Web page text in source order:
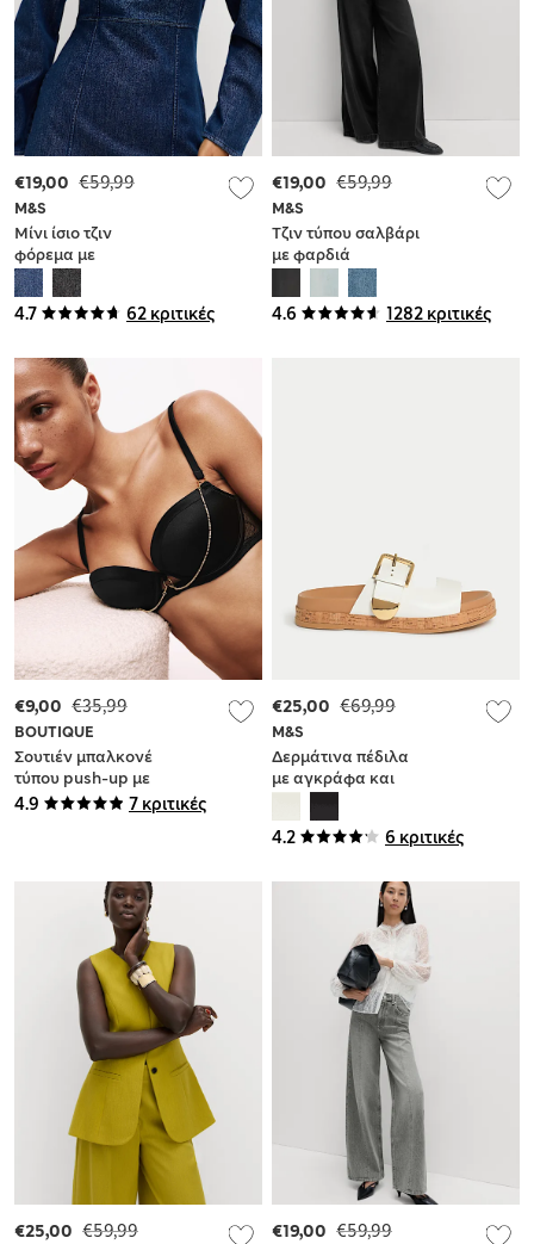
4.7 62 κριτικές
M&S
Μίνι ίσιο τζιν
φόρεμα με
στρογγυλή
λαιμόκοψη και
υψηλή
βαμβάκι
€59,99
€19,00
4.6 1282 κριτικές
M&S
Τζιν τύπου σαλβάρι
με φαρδιά
μπατζάκια από
σύμμεικτο lyocell™
€59,99
€19,00
4.9 7 κριτικές
BOUTIQUE
Σουτιέν μπαλκονέ
τύπου push-up με
μπανέλα και
€35,99
€9,00
4.2 6 κριτικές
M&S
Δερμάτινα πέδιλα
με αγκράφα και
επένδυση πάτου
€69,99
€25,00
€59,99
€25,00 €59,99
€19,00